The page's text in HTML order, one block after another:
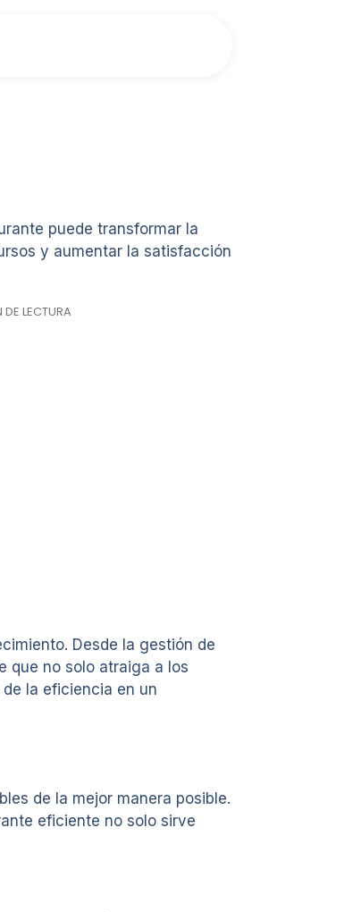
puede transformar la
y aumentar la satisfacción
LECTURA
Desde la gestión de
que no solo atraiga a los
la eficiencia en un
de la mejor manera posible.
eficiente no solo sirve